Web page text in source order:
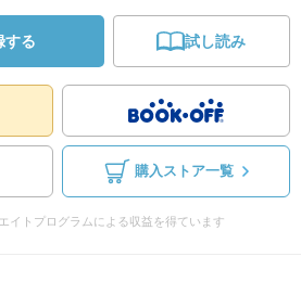
する 試し読み
購入ストア一覧
イトプログラムによる収益を得ています